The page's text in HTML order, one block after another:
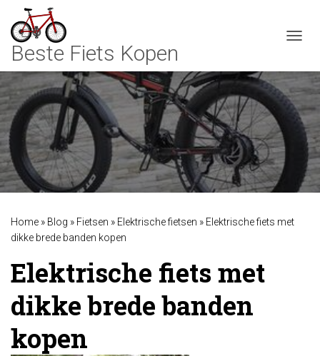
Home » Blog » Fietsen » Elektrische fietsen » Elektrische fiets met
dikke brede banden kopen
Elektrische fiets met
dikke brede banden
kopen